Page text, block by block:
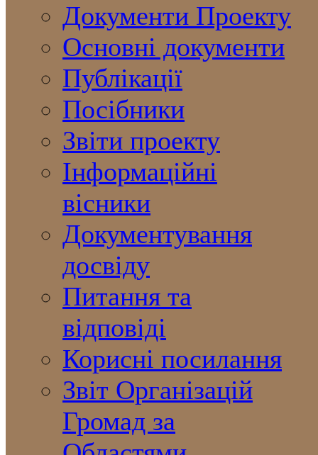
Документи Проекту
Основні документи
Публікації
Посібники
Звіти проекту
Інформаційні
вісники
Документування
досвіду
Питання та
відповіді
Корисні посилання
Звіт Організацій
Громад за